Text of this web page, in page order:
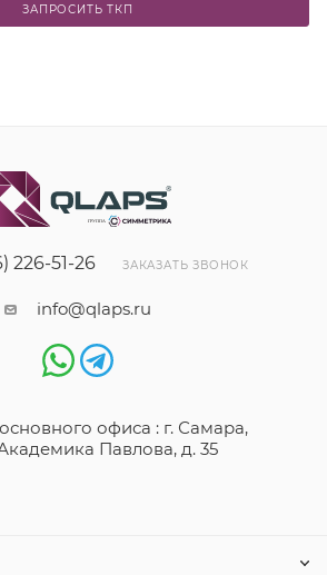
ЗАПРОСИТЬ ТКП
226-51-26 ЗАКАЗАТЬ ЗВОНОК
info@qlaps.ru
офиса : г. Самара,
Павлова, д. 35